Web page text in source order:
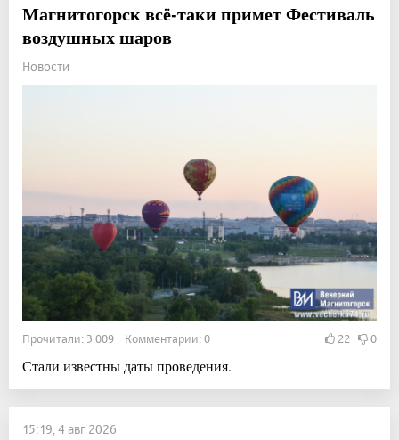
Магнитогорск всё-таки примет Фестиваль
воздушных шаров
Новости
Прочитали: 3 009 Комментарии: 0 22 0
Стали известны даты проведения.
15:19, 4 авг 2026